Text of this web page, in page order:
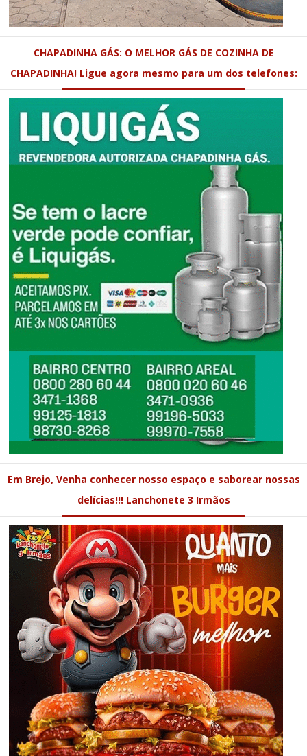
CHAPADINHA GÁS: O MELHOR GÁS DE COZINHA DE
CHAPADINHA! Ligue agora mesmo para um dos telefones:
Em Brejo, Venha conhecer nosso espaço e saborear nossas
delícias!!! Lanchonete 3 Irmãos